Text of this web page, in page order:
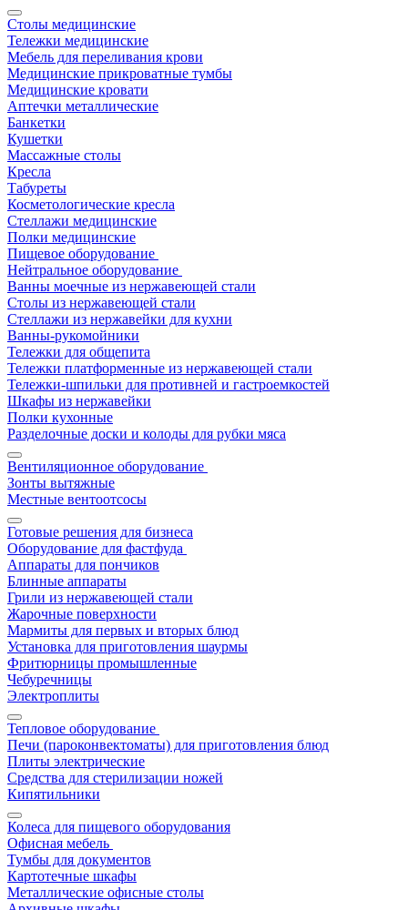
Столы медицинские
Тележки медицинские
Мебель для переливания крови
Медицинские прикроватные тумбы
Медицинские кровати
Аптечки металлические
Банкетки
Кушетки
Массажные столы
Кресла
Табуреты
Косметологические кресла
Стеллажи медицинские
Полки медицинские
Пищевое оборудование
Нейтральное оборудование
Ванны моечные из нержавеющей стали
Столы из нержавеющей стали
Стеллажи из нержавейки для кухни
Ванны-рукомойники
Тележки для общепита
Тележки платформенные из нержавеющей стали
Тележки-шпильки для противней и гастроемкостей
Шкафы из нержавейки
Полки кухонные
Разделочные доски и колоды для рубки мяса
Вентиляционное оборудование
Зонты вытяжные
Местные вентоотсосы
Готовые решения для бизнеса
Оборудование для фастфуда
Аппараты для пончиков
Блинные аппараты
Грили из нержавеющей стали
Жарочные поверхности
Мармиты для первых и вторых блюд
Установка для приготовления шаурмы
Фритюрницы промышленные
Чебуречницы
Электроплиты
Тепловое оборудование
Печи (пароконвектоматы) для приготовления блюд
Плиты электрические
Средства для стерилизации ножей
Кипятильники
Колеса для пищевого оборудования
Офисная мебель
Тумбы для документов
Картотечные шкафы
Металлические офисные столы